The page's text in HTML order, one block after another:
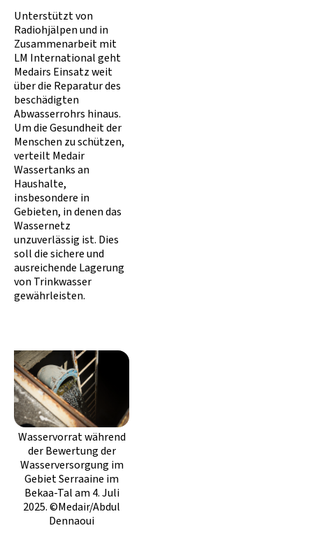
Unterstützt von
Radiohjälpen und in
Zusammenarbeit mit
LM International geht
Medairs Einsatz weit
über die Reparatur des
beschädigten
Abwasserrohrs hinaus.
Um die Gesundheit der
Menschen zu schützen,
verteilt Medair
Wassertanks an
Haushalte,
insbesondere in
Gebieten, in denen das
Wassernetz
unzuverlässig ist. Dies
soll die sichere und
ausreichende Lagerung
von Trinkwasser
gewährleisten.
Wasservorrat während
der Bewertung der
Wasserversorgung im
Gebiet Serraaine im
Bekaa-Tal am 4. Juli
2025. ©Medair/Abdul
Dennaoui